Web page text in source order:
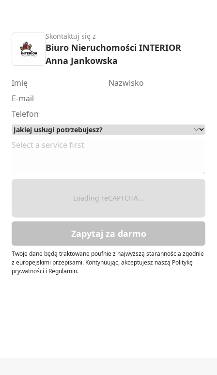
Skontaktuj się z
Biuro Nieruchomości INTERIOR
Anna Jankowska
Loading reCAPTCHA...
Zapytaj za darmo
Twoje dane będą traktowane poufnie z najwyższą starannością zgodnie
z europejskimi przepisami. Kontynuując, akceptujesz naszą Politykę
prywatności i Regulamin.